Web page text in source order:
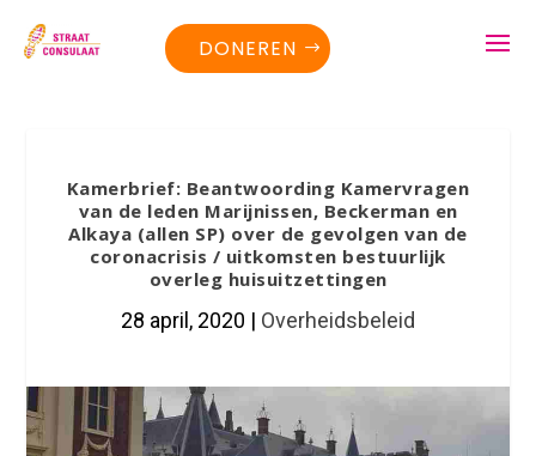
DONEREN
Kamerbrief: Beantwoording Kamervragen
van de leden Marijnissen, Beckerman en
Alkaya (allen SP) over de gevolgen van de
coronacrisis / uitkomsten bestuurlijk
overleg huisuitzettingen
28 april, 2020 | Overheidsbeleid